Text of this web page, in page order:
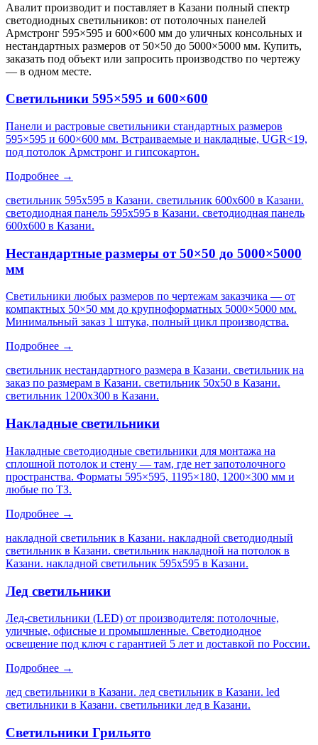
Авалит производит и поставляет в Казани полный спектр
светодиодных светильников: от потолочных панелей
Армстронг 595×595 и 600×600 мм до уличных консольных и
нестандартных размеров от 50×50 до 5000×5000 мм. Купить,
заказать под объект или запросить производство по чертежу
— в одном месте.
Светильники 595×595 и 600×600
Панели и растровые светильники стандартных размеров
595×595 и 600×600 мм. Встраиваемые и накладные, UGR<19,
под потолок Армстронг и гипсокартон.
Подробнее →
светильник 595х595 в Казани. светильник 600х600 в Казани.
светодиодная панель 595х595 в Казани. светодиодная панель
600х600 в Казани.
Нестандартные размеры от 50×50 до 5000×5000
мм
Светильники любых размеров по чертежам заказчика — от
компактных 50×50 мм до крупноформатных 5000×5000 мм.
Минимальный заказ 1 штука, полный цикл производства.
Подробнее →
светильник нестандартного размера в Казани. светильник на
заказ по размерам в Казани. светильник 50х50 в Казани.
светильник 1200х300 в Казани.
Накладные светильники
Накладные светодиодные светильники для монтажа на
сплошной потолок и стену — там, где нет запотолочного
пространства. Форматы 595×595, 1195×180, 1200×300 мм и
любые по ТЗ.
Подробнее →
накладной светильник в Казани. накладной светодиодный
светильник в Казани. светильник накладной на потолок в
Казани. накладной светильник 595х595 в Казани.
Лед светильники
Лед-светильники (LED) от производителя: потолочные,
уличные, офисные и промышленные. Светодиодное
освещение под ключ с гарантией 5 лет и доставкой по России.
Подробнее →
лед светильники в Казани. лед светильник в Казани. led
светильники в Казани. светильники лед в Казани.
Светильники Грильято